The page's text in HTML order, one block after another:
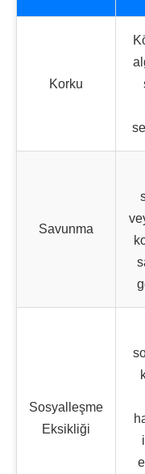
Korku
Savunma
Sosyalleşme
Eksikliği